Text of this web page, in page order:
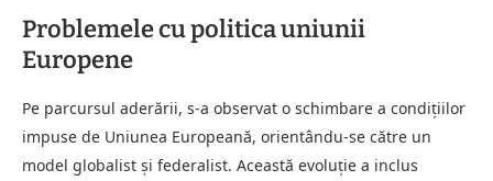
Problemele cu politica uniunii
Europene
Pe parcursul aderării, s-a observat o schimbare a condițiilor
impuse de Uniunea Europeană, orientându-se către un
model globalist și federalist. Această evoluție a inclus